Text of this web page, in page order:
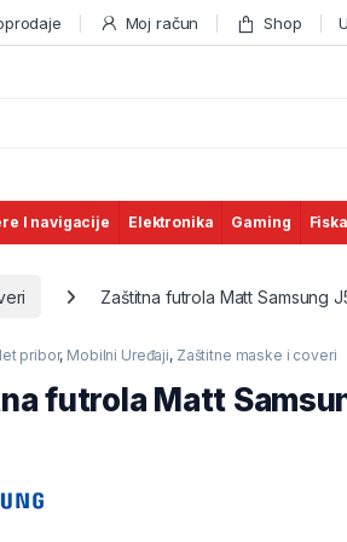
Moj račun Shop
I navigacije Elektronika Gaming
Zaštitna futrola Matt Samsung
pribor, Mobilni Uređaji, Zaštitne maske i coveri
futrola Matt